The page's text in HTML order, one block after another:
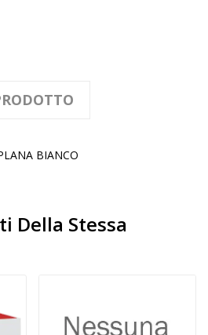
BIANCO
Della Stessa